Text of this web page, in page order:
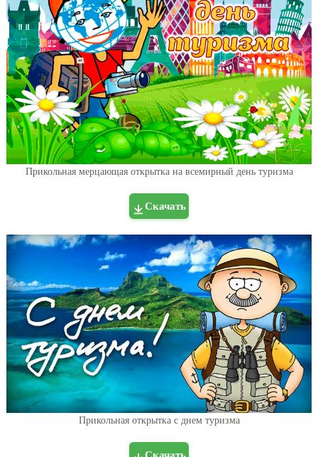
Прикольная мерцающая открытка на всемирный день туризма
Скачать
Прикольная открытка с днем туризма